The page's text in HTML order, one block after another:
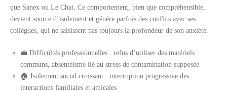
que Sanex ou Le Chat. Ce comportement, bien que compréhensible,
devient source d’isolement et génère parfois des conflits avec ses
collègues, qui ne saisissent pas toujours la profondeur de son anxiété.
💼 Difficultés professionnelles : refus d’utiliser des matériels
communs, absentéisme lié au stress de contamination supposée
🏠 Isolement social croissant : interruption progressive des
interactions familiales et amicales